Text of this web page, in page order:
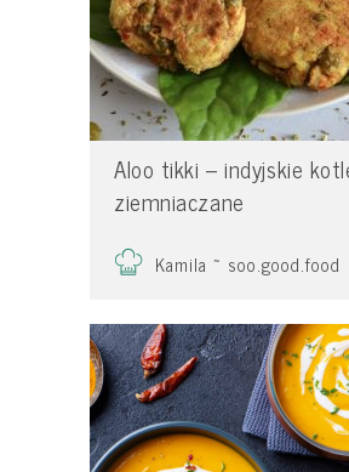
Aloo tikki – indyjskie
ziemniaczane
Kamila ~ soo.good.food